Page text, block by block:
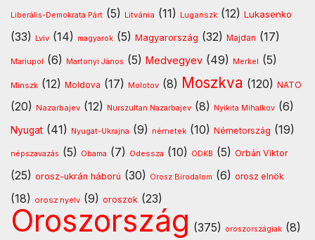
Liberális-Demokrata Párt (5) Litvánia (11) Luganszk (12) Lukasenko
(33) Lviv (14) magyarok (5) Magyarország (32) Majdan (17)
Mariupol (6) Martonyi János (5) Medvegyev (49) Merkel (5)
Minszk (12) Moldova (17) Molotov (8) Moszkva (120) NATO
(20) Nazarbajev (12) Nurszultan Nazarbajev (8) Nyikita Mihalkov (6)
Nyugat (41) Nyugat-Ukrajna (9) németek (10) Németország (19)
népszavazás (5) Obama (7) Odessza (10) ODKB (5) Orbán Viktor
(25) orosz-ukrán háború (30) Orosz Birodalom (6) orosz elnök
(18) orosz nyelv (9) oroszok (23)
Oroszország (375) oroszországiak (8)